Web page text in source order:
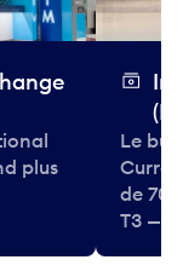
plus
Le
de 70
T3 —